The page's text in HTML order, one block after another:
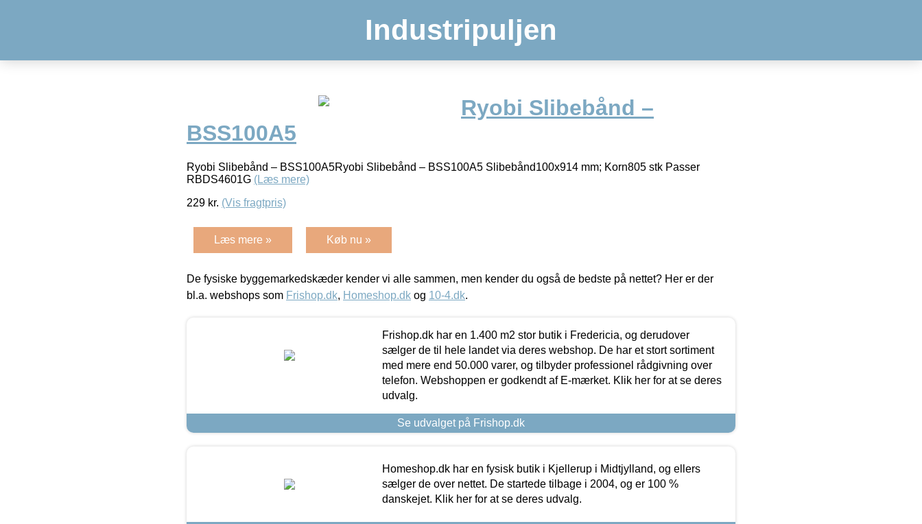
Industripuljen
Ryobi Slibebånd –
BSS100A5
Ryobi Slibebånd – BSS100A5Ryobi Slibebånd – BSS100A5 Slibebånd100x914 mm; Korn805 stk Passer
RBDS4601G (Læs mere)
229 kr. (Vis fragtpris)
Læs mere » Køb nu »
De fysiske byggemarkedskæder kender vi alle sammen, men kender du også de bedste på nettet? Her er der
bl.a. webshops som Frishop.dk, Homeshop.dk og 10-4.dk.
Frishop.dk har en 1.400 m2 stor butik i Fredericia, og derudover
sælger de til hele landet via deres webshop. De har et stort sortiment
med mere end 50.000 varer, og tilbyder professionel rådgivning over
telefon. Webshoppen er godkendt af E-mærket. Klik her for at se deres
udvalg.
Se udvalget på Frishop.dk
Homeshop.dk har en fysisk butik i Kjellerup i Midtjylland, og ellers
sælger de over nettet. De startede tilbage i 2004, og er 100 %
danskejet. Klik her for at se deres udvalg.